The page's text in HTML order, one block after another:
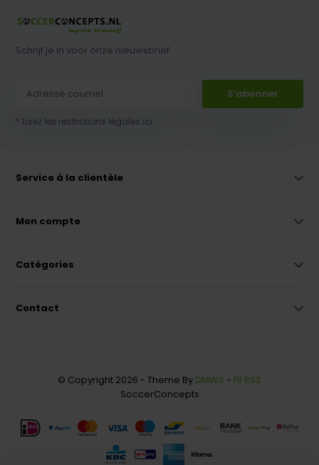
Schrijf je in voor onze nieuwsbrief
S'abonner
* Lisez les restrictions légales ici
Service à la clientèle
Mon compte
Catégories
Contact
© Copyright 2026 - Theme By DMWS - Fil RSS
SoccerConcepts